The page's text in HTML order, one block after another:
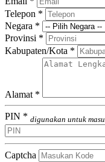
Telepon *
Negara *
Provinsi *
Kabupaten/Kota *
Alamat *
PIN * digunakan untuk
Captcha